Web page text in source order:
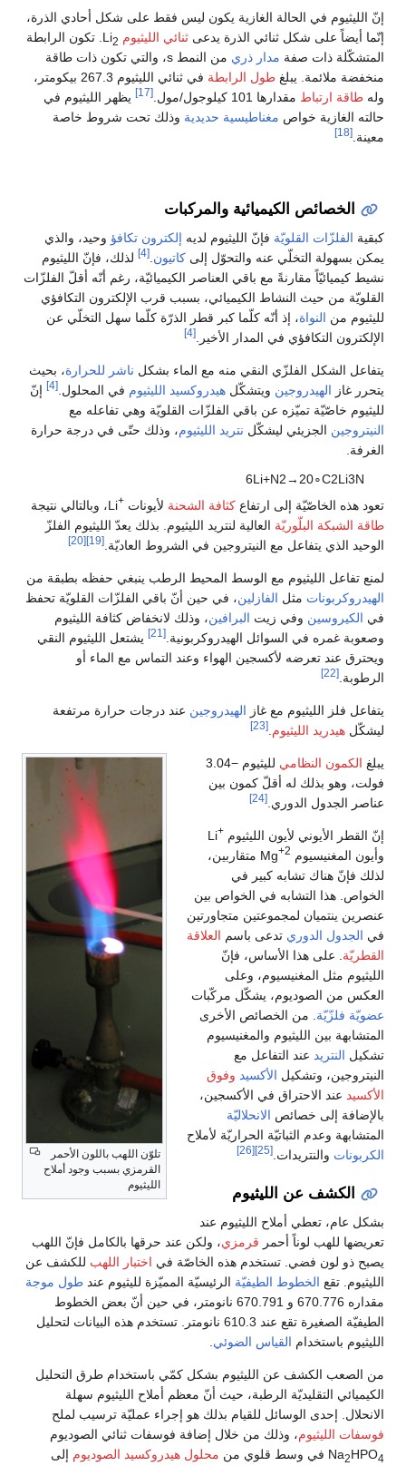
إنّ الليثيوم في الحالة الغازية يكون ليس فقط على شكل أحادي الذرة،
إنّما أيضاً على شكل ثنائي الذرة يدعى ثنائي الليثيوم 2
. تكون الرابطة
المتشكّلة ذات صفة مدار ذري
من النمط s، والتي تكون ذات طاقة
منخفضة ملائمة. يبلغ طول الرابطة
في ثنائي الليثيوم 267.3 بيكومتر،
وله طاقة ارتباط مقدارها 101 كيلوجول/مول. [17]
يظهر الليثيوم في
حالته الغازية خواص مغناطيسية حديدية وذلك تحت شروط خاصة
معينة.[18]
الخصائص الكيميائية والمركبات
كبقية الفلزّات القلويّة فإنّ الليثيوم لديه إلكترون تكافؤ وحيد، والذي
يمكن بسهولة التخلّي عنه والتحوّل إلى كاتيون [4]
لذلك، فإنّ الليثيوم
نشيط كيميائيّاً مقارنةً مع باقي العناصر الكيميائيّة، رغم أنّه أقلّ الفلزّات
القلويّة من حيث النشاط الكيميائي، بسبب قرب الإلكترون التكافؤي
لليثيوم من النواة، إذ أنّه كلّما كبر قطر الذرّة كلّما سهل التخلّي عن
الإلكترون التكافؤي في المدار الأخير.
[4]
يتفاعل الشكل الفلزّي النقي منه مع الماء بشكل ناشر للحرارة، بحيث
يتحرر غاز الهيدروجين ويتشكّل هيدروكسيد الليثيوم في المحلول. [4]
إنّ
لليثيوم خاصّيّة تميّزه عن باقي الفلزّات القلويّة وهي تفاعله مع
النيتروجين الجزيئي ليشكّل نتريد الليثيوم، وذلك حتّى في درجة حرارة
الغرفة.
6L i+N2→ 20∘C2L i3N
تعود هذه الخاصّيّة إلى ارتفاع كثافة الشحنة لأيونات +Li، وبالتالي نتيجة
طاقة الشبكة البلّوريّة العالية لنتريد الليثيوم. بذلك يعدّ الليثيوم الفلزّ
الوحيد الذي يتفاعل مع النيتروجين في الشروط العاديّة. [19]
[20]
لمنع تفاعل الليثيوم مع الوسط المحيط الرطب ينبغي حفظه بطبقة من
الهيدروكربونات مثل الفازلين، في حين أنّ باقي الفلزّات القلويّة تحفظ
في الكيروسين وفي زيت البرافين، وذلك لانخفاض كثافة الليثيوم
وصعوبة غمره في السوائل الهيدروكربونية. [21]
يشتعل الليثيوم النقي
ويحترق عند تعرضه لأكسجين الهواء وعند التماس مع الماء أو
الرطوبة. [22]
يتفاعل فلز الليثيوم مع غاز الهيدروجين عند درجات حرارة مرتفعة
ليشكّل هيدريد الليثيوم [23]
تلوّن اللهب باللون الأحمر
القرمزي بسبب وجود أملاح
الليثيوم
يبلغ الكمون النظامي
لليثيوم −3.04
فولت، وهو بذلك له أقلّ كمون بين
عناصر الجدول الدوري. [24]
إنّ القطر الأيوني لأيون الليثيوم +
Li
وأيون المغنيسيوم 2+
Mg متقاربين،
لذلك فإنّ هناك تشابه كبير في
الخواص. هذا التشابه في الخواص بين
عنصرين ينتميان لمجموعتين متجاورتين
في الجدول الدوري تدعى باسم العلاقة
القطريّة . على هذا الأساس، فإنّ
الليثيوم مثل المغنيسيوم، وعلى
العكس من الصوديوم، يشكّل مركّبات
عضويّة فلزّيّة . من الخصائص الأخرى
المتشابهة بين الليثيوم والمغنيسيوم
تشكيل النتريد عند التفاعل مع
النيتروجين، وتشكيل الأكسيد وفوق
الأكسيد عند الاحتراق في الأكسجين،
بالإضافة إلى خصائص الانحلاليّة
المتشابهة وعدم الثباتيّة الحراريّة لأملاح
الكربونات والنتريدات. [25]
[26]
الكشف عن الليثيوم
بشكل عام، تعطي أملاح الليثيوم عند
تعريضها للهب لوناً أحمر قرمزي، ولكن عند حرقها بالكامل فإنّ اللهب
يصبح ذو لون فضي. تستخدم هذه الخاصّة في اختبار اللهب للكشف عن
الليثيوم. تقع الخطوط الطيفيّة الرئيسيّة المميّزة لليثيوم عند طول موجة
مقداره 670.776 و 670.791 نانومتر، في حين أنّ بعض الخطوط
الطيفيّة الصغيرة تقع عند 610.3 نانومتر. تستخدم هذه البيانات لتحليل
الليثيوم باستخدام القياس الضوئي.
من الصعب الكشف عن الليثيوم بشكل كمّي باستخدام طرق التحليل
الكيميائي التقليديّة الرطبة، حيث أنّ معظم أملاح الليثيوم سهلة
الانحلال. إحدى الوسائل للقيام بذلك هو إجراء عمليّة ترسيب لملح
فوسفات الليثيوم، وذلك من خلال إضافة فوسفات ثنائي الصوديوم
Na2HPO4 في وسط قلوي من محلول هيدروكسيد الصوديوم إلى